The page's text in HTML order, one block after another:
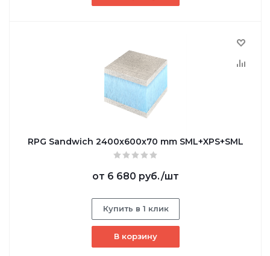
RPG Sandwich 2400х600х70 mm SML+XPS+SML
от 6 680 руб./шт
Купить в 1 клик
В корзину